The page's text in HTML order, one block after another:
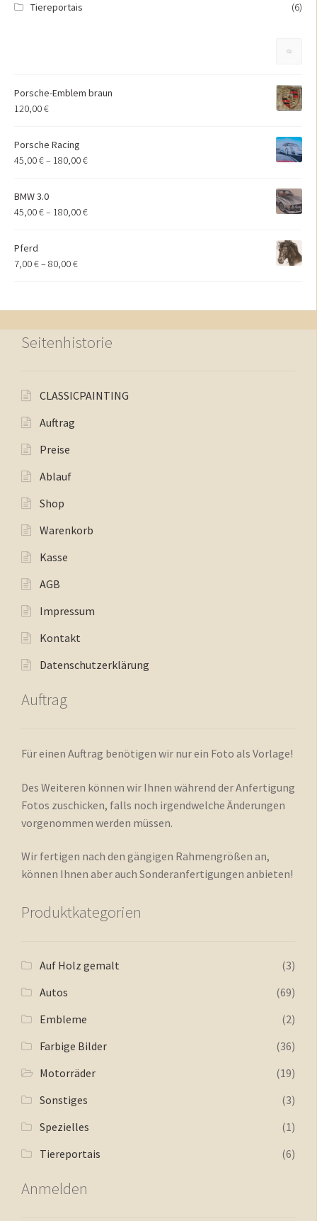
Tiereportais
(6)
Porsche-Emblem braun
120,00€
Porsche Racing
45,00€– 180,00€
BMW 3.0
45,00€– 180,00€
Pferd
7,00€– 80,00€
Seitenhistorie
CLASSICPAINTING
Auftrag
Preise
Ablauf
Shop
Warenkorb
Kasse
AGB
Impressum
Kontakt
Datenschutzerklärung
Auftrag
Für einen Auftrag benötigen wir nur ein Foto als Vorlage!
Des Weiteren können wir Ihnen während der Anfertigung
Fotos zuschicken, falls noch irgendwelche Änderungen
vorgenommen werden müssen.
Wir fertigen nach den gängigen Rahmengrößen an,
können Ihnen aber auch Sonderanfertigungen anbieten!
Produktkategorien
Auf Holz gemalt
(3)
Autos
(69)
Embleme
(2)
Farbige Bilder
(36)
Motorräder
(19)
Sonstiges
(3)
Spezielles
(1)
Tiereportais
(6)
Anmelden